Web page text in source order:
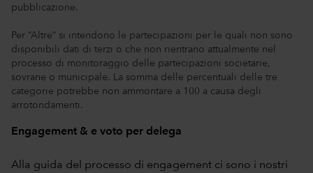
pubblicazione.
Per “Altre” si intendono le partecipazioni per le quali non sono
disponibili dati di terzi o che non rientrano attualmente nel
processo di monitoraggio delle partecipazioni societarie,
sovrane o municipale. La somma delle percentuali delle tre
categorie potrebbe non ammontare a 100 a causa degli
arrotondamenti.
Engagement & e voto per delega
Alla guida del processo di engagement ci sono i nostri